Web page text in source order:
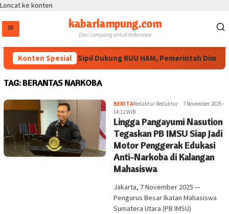
Loncat ke konten
kabarlampung.com
Dari Lampung untuk Indonesia
Konten Spesial
Masyarakat Sipil Dukung RUU HAM, Pemerintah
TAG: BERANTAS NARKOBA
BERITARedaktur Redaktur
7 November 2025 -
14:12 WIB
Lingga Pangayumi Nasution
Tegaskan PB IMSU Siap Jadi
Motor Penggerak Edukasi
Anti-Narkoba di Kalangan
Mahasiswa
Jakarta, 7 November 2025 —
Pengurus Besar Ikatan Mahasiswa
Sumatera Utara (PB IMSU)